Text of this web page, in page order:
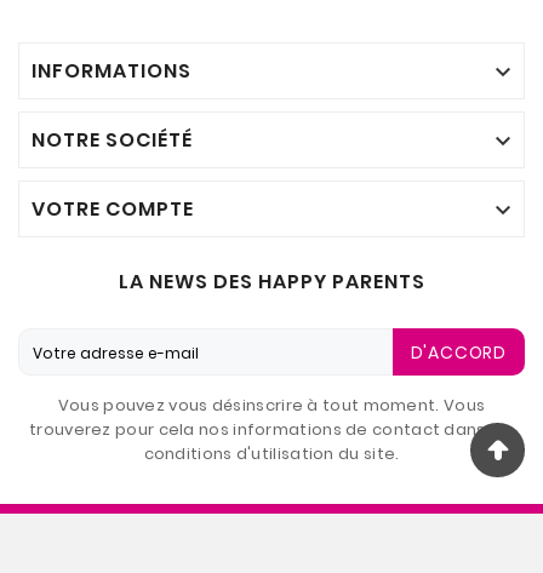
INFORMATIONS 
NOTRE SOCIÉTÉ 
VOTRE COMPTE 
LA NEWS DES HAPPY PARENTS
D'ACCORD
Vous pouvez vous désinscrire à tout moment. Vous
trouverez pour cela nos informations de contact dans les
conditions d'utilisation du site.